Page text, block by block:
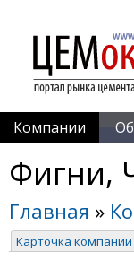
Компании
Фигни,
Главная »
Карточка компании